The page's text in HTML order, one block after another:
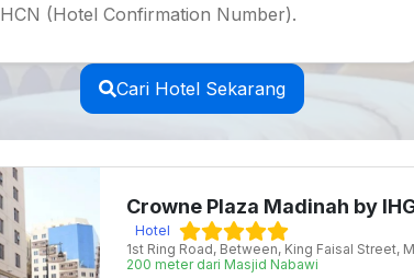
HCN (Hotel Confirmation Number).
Cari Hotel Sekarang
Crowne Plaza Madinah by
Hotel
1st Ring Road, Between, King Faisal Street,
200 meter dari Masjid Nabawi